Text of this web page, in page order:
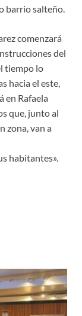
barrio salteño.
comenzará
del
tiempo lo
hacia el este,
en Rafaela
que, junto al
zona, van a
habitantes».